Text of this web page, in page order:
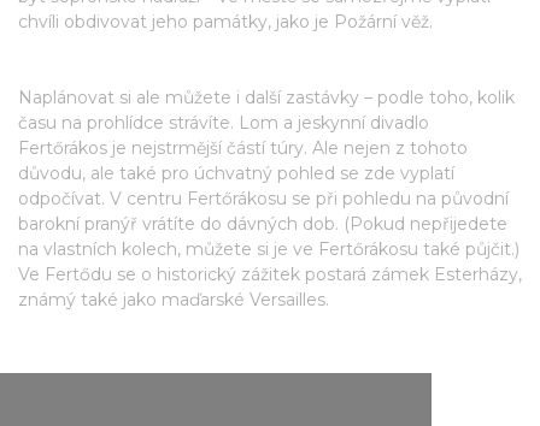
chvíli obdivovat jeho památky, jako je Požární věž.
Naplánovat si ale můžete i další zastávky – podle toho, kolik
času na prohlídce strávíte. Lom a jeskynní divadlo
Fertőrákos je nejstrmější částí túry. Ale nejen z tohoto
důvodu, ale také pro úchvatný pohled se zde vyplatí
odpočívat. V centru Fertőrákosu se při pohledu na původní
barokní pranýř vrátíte do dávných dob. (Pokud nepřijedete
na vlastních kolech, můžete si je ve Fertőrákosu také půjčit.)
Ve Fertődu se o historický zážitek postará zámek Esterházy,
známý také jako maďarské Versailles.